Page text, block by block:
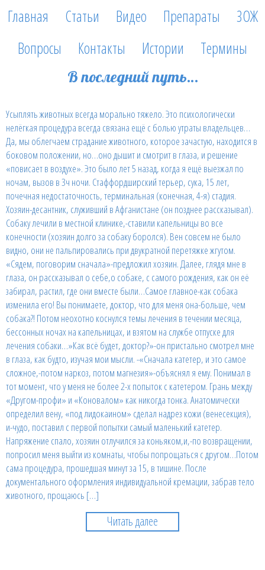
Главная Статьи Видео Препараты
ЗОЖ
Вопросы
Контакты Истории Термины
В последний путь…
Усыплять животных всегда морально тяжело. Это психологически
нелёгкая процедура всегда связана ещё с болью утраты владельцев…
Да, мы облегчаем страдание животного, которое зачастую, находится в
боковом положении, но…оно дышит и смотрит в глаза, и решение
«повисает в воздухе». Это было лет 5 назад, когда я ещё выезжал по
ночам, вызов в 3ч ночи. Стаффордширский терьер, сука, 15 лет,
почечная недостаточность, терминальная (конечная, 4-я) стадия.
Хозяин-десантник, служивший в Афганистане (он позднее рассказывал).
Собаку лечили в местной клинике,-ставили капельницы во все
конечности (хозяин долго за собаку боролся). Вен совсем не было
видно, они не пальпировались при двукратной перетяжке жгутом.
«Сядем, поговорим сначала»-предложил хозяин. Далее, глядя мне в
глаза, он рассказывал о себе,о собаке, с самого рождения, как он её
забирал, растил, где они вместе были…Самое главное-как собака
изменила его! Вы понимаете, доктор, что для меня она-больше, чем
собака?! Потом неохотно коснулся темы лечения в течении месяца,
бессонных ночах на капельницах, и взятом на службе отпуске для
лечения собаки…»Как всё будет, доктор?»-он пристально смотрел мне
в глаза, как будто, изучая мои мысли. -«Сначала катетер, и это самое
сложное,-потом наркоз, потом магнезия»-объяснял я ему. Понимал в
тот момент, что у меня не более 2-х попыток с катетером. Грань между
«Другом-профи» и «Коновалом» как никогда тонка. Анатомически
определил вену, «под лидокаином» сделал надрез кожи (венесекция),
и-чудо, поставил с первой попытки самый маленький катетер.
Напряжение спало, хозяин отлучился за коньяком,и,-по возвращении,
попросил меня выйти из комнаты, чтобы попрощаться с другом…Потом
сама процедура, прошедшая минут за 15, в тишине. После
документального оформления индивидуальной кремации, забрав тело
животного, прощаюсь […]
Читать далее